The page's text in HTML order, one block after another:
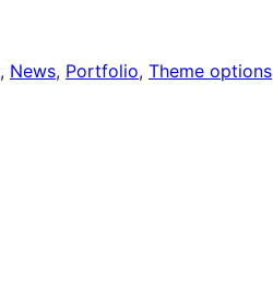
, News, Portfolio, Theme options